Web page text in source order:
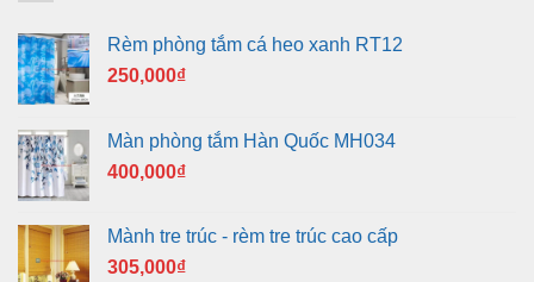
Rèm phòng tắm cá heo xanh RT12
250,000₫
Màn phòng tắm Hàn Quốc MH034
400,000₫
Mành tre trúc - rèm tre trúc cao cấp
305,000₫